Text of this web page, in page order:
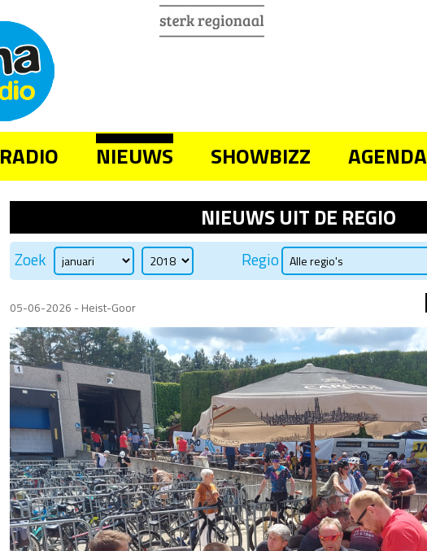
RADIO NIEUWS SHOWBIZZ AGENDA
NIEUWS UIT DE REGIO
Zoek Regio
05-06-2026 - Heist-Goor